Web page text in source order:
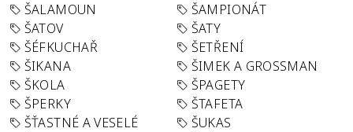
ŠALAMOUN
ŠAMPIONÁT
ŠATOV
ŠATY
ŠÉFKUCHAŘ
ŠETŘENÍ
ŠIKANA
ŠIMEK A GROSSMAN
ŠKOLA
ŠPAGETY
ŠPERKY
ŠTAFETA
ŠŤASTNÉ A VESELÉ
ŠUKAS